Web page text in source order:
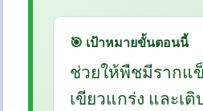
🎯 เป้าหมายขั้นตอนนี้
ช่วยให้พืชมีรากแ
เขียวแกร่ง และเติ